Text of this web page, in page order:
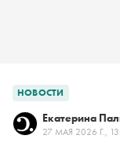
НОВОСТИ
Екатерина
27 МАЯ 2026 Г.,